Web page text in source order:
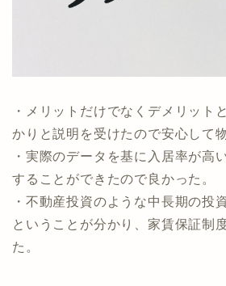
・メリットだけでなくデメリット
かりと説明を受けたので安心して
・実際のデータを基に入居率が高
することができたので良かった。
・不動産投資のような中長期の投
ということが分かり、家賃保証制
た。